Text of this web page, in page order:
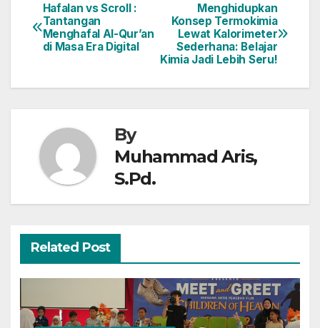
Post
navigation
Menghidupkan
Konsep Termokimia
Lewat Kalorimeter
Sederhana: Belajar
Kimia Jadi Lebih Seru!
Hafalan vs Scroll :
Tantangan
Menghafal Al-Qur’an
di Masa Era Digital
By
Muhammad Aris,
S.Pd.
Related Post